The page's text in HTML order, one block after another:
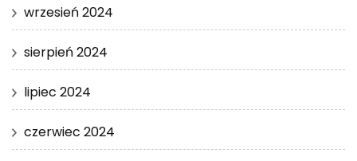
wrzesień 2024
sierpień 2024
lipiec 2024
czerwiec 2024